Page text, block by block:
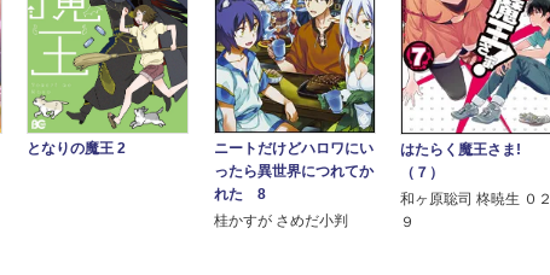
となりの魔王 2
ニートだけどハロワにい
ったら異世界につれてか
れた 8
桂かすが さめだ小判
はたらく魔王さま!
（７）
和ヶ原聡司 柊暁生 ０２
９